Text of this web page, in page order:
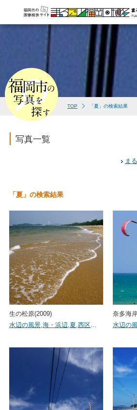
TOP 「夏」の検索結果
写真一覧
「夏」の検索結果
ま
生の松原(2009)
水辺の風景,海・浜辺,夏,西区…
奈多海
水辺の